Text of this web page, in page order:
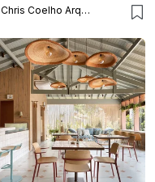
Chris Coelho Arquitetura